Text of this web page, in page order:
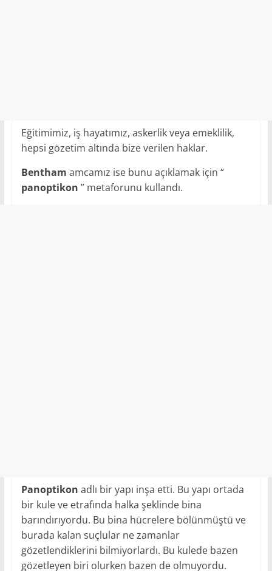
Eğitimimiz, iş hayatımız, askerlik veya emeklilik,
hepsi gözetim altında bize verilen haklar.
Bentham amcamız ise bunu açıklamak için “
panoptikon ” metaforunu kullandı.
Panoptikon adlı bir yapı inşa etti. Bu yapı ortada
bir kule ve etrafında halka şeklinde bina
barındırıyordu. Bu bina hücrelere bölünmüştü ve
burada kalan suçlular ne zamanlar
gözetlendiklerini bilmiyorlardı. Bu kulede bazen
gözetleyen biri olurken bazen de olmuyordu.